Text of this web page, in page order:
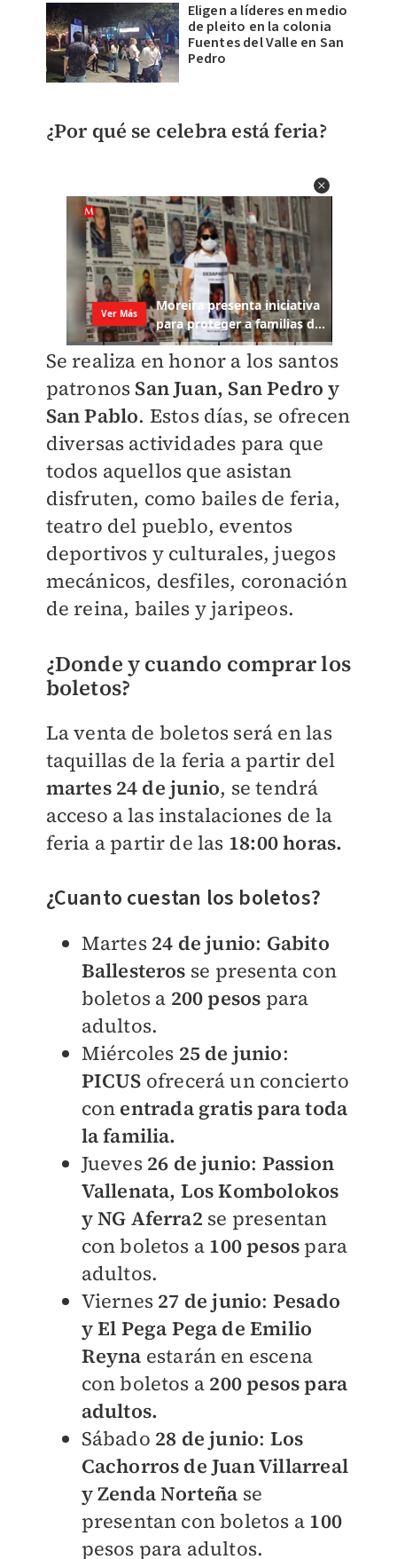
Eligen a líderes en medio
de pleito en la colonia
Fuentes del Valle en San
Pedro
¿Por qué se celebra está feria?
Se realiza en honor a los santos
patronos San Juan, San Pedro y
San Pablo. Estos días, se ofrecen
diversas actividades para que
todos aquellos que asistan
disfruten, como bailes de feria,
teatro del pueblo, eventos
deportivos y culturales, juegos
mecánicos, desfiles, coronación
de reina, bailes y jaripeos.
¿Donde y cuando comprar los
boletos?
La venta de boletos será en las
taquillas de la feria a partir del
martes 24 de junio, se tendrá
acceso a las instalaciones de la
feria a partir de las 18:00 horas.
¿Cuanto cuestan los boletos?
Martes 24 de junio: Gabito
Ballesteros se presenta con
boletos a 200 pesos para
adultos.
Miércoles 25 de junio:
PICUS ofrecerá un concierto
con entrada gratis para toda
la familia.
Jueves 26 de junio: Passion
Vallenata, Los Kombolokos
y NG Aferra2 se presentan
con boletos a 100pesos para
adultos.
Viernes 27 de junio: Pesado
y El Pega Pega de Emilio
Reyna estarán en escena
con boletos a 200 pesos para
adultos.
Sábado 28 de junio: Los
Cachorros de Juan Villarreal
y Zenda Norteña se
presentan con boletos a 100
pesos para adultos.